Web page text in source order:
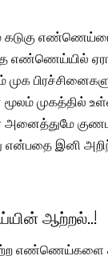
கடுகு
எண்ணெய்யில்
முகத்தில்
அனைத்துமே
என்பதை இனி
ஆற்றல்..!
எண்ணெய்களை